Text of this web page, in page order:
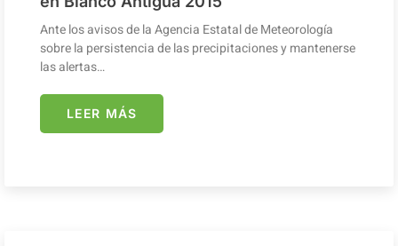
Ante los avisos de la Agencia Estatal de Meteorología
sobre la persistencia de las precipitaciones y mantenerse
las alertas…
LEER MÁS